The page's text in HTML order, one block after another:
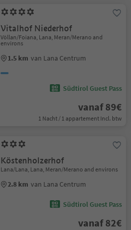
Vitalhof Niederhof
Völlan/Foiana, Lana, Meran/Merano and
environs
1.5 km van Lana Centrum
Südtirol Guest Pass
vanaf 89€
1 Nacht / 1 appartement Incl. btw
Köstenholzerhof
Lana/Lana, Lana, Meran/Merano and environs
2.8 km van Lana Centrum
Südtirol Guest Pass
vanaf 82€